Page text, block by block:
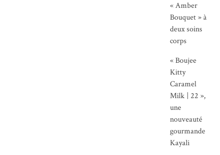
« Amber
Bouquet » à
deux soins
corps
« Boujee
Kitty
Caramel
Milk | 22 »,
une
nouveauté
gourmande
Kayali